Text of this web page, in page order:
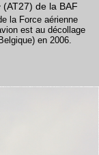
(AT27) de la BAF
la Force aérienne
est au décollage
en 2006.